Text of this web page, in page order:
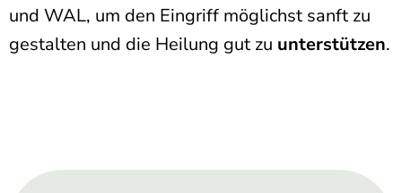
und WAL, um den Eingriff möglichst sanft zu
gestalten und die Heilung gut zu unterstützen.